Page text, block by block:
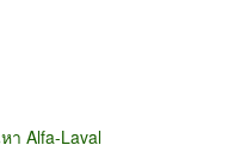
า Alfa-Laval